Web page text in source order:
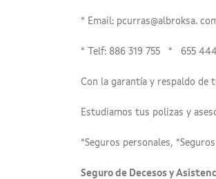
* Email: pcurras@albroksa.
* Telf: 886 319 755 * 655
Con la garantía y respaldo de
Estudiamos tus polizas y
*Seguros personales,
Seguro de Decesos y